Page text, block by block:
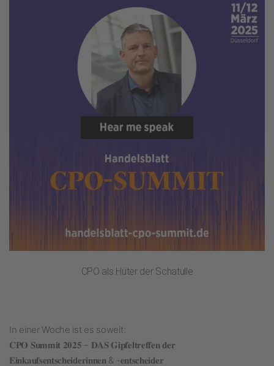
CPO als Hüter der Schatulle
In einer Woche ist es soweit:
𝐂𝐏𝐎 𝐒𝐮𝐦𝐦𝐢𝐭 𝟐𝟎𝟐𝟓 – 𝐃𝐀𝐒 𝐆𝐢𝐩𝐟𝐞𝐥𝐭𝐫𝐞𝐟𝐟𝐞𝐧 𝐝𝐞𝐫
𝐄𝐢𝐧𝐤𝐚𝐮𝐟𝐬𝐞𝐧𝐭𝐬𝐜𝐡𝐞𝐢𝐝𝐞𝐫𝐢𝐧𝐧𝐞𝐧 & -𝐞𝐧𝐭𝐬𝐜𝐡𝐞𝐢𝐝𝐞𝐫